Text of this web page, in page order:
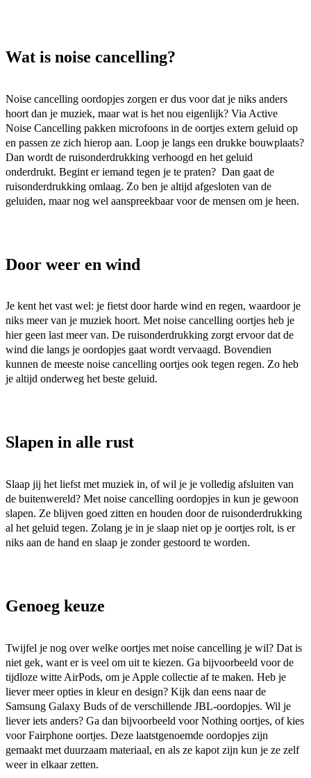
Wat is noise cancelling?
Noise cancelling oordopjes zorgen er dus voor dat je niks anders
hoort dan je muziek, maar wat is het nou eigenlijk? Via Active
Noise Cancelling pakken microfoons in de oortjes extern geluid op
en passen ze zich hierop aan. Loop je langs een drukke bouwplaats?
Dan wordt de ruisonderdrukking verhoogd en het geluid
onderdrukt. Begint er iemand tegen je te praten?  Dan gaat de
ruisonderdrukking omlaag. Zo ben je altijd afgesloten van de
geluiden, maar nog wel aanspreekbaar voor de mensen om je heen.
Door weer en wind
Je kent het vast wel: je fietst door harde wind en regen, waardoor je
niks meer van je muziek hoort. Met noise cancelling oortjes heb je
hier geen last meer van. De ruisonderdrukking zorgt ervoor dat de
wind die langs je oordopjes gaat wordt vervaagd. Bovendien
kunnen de meeste noise cancelling oortjes ook tegen regen. Zo heb
je altijd onderweg het beste geluid.
Slapen in alle rust
Slaap jij het liefst met muziek in, of wil je je volledig afsluiten van
de buitenwereld? Met noise cancelling oordopjes in kun je gewoon
slapen. Ze blijven goed zitten en houden door de ruisonderdrukking
al het geluid tegen. Zolang je in je slaap niet op je oortjes rolt, is er
niks aan de hand en slaap je zonder gestoord te worden.
Genoeg keuze
Twijfel je nog over welke oortjes met noise cancelling je wil? Dat is
niet gek, want er is veel om uit te kiezen. Ga bijvoorbeeld voor de
tijdloze witte AirPods, om je Apple collectie af te maken. Heb je
liever meer opties in kleur en design? Kijk dan eens naar de
Samsung Galaxy Buds of de verschillende JBL-oordopjes. Wil je
liever iets anders? Ga dan bijvoorbeeld voor Nothing oortjes, of kies
voor Fairphone oortjes. Deze laatstgenoemde oordopjes zijn
gemaakt met duurzaam materiaal, en als ze kapot zijn kun je ze zelf
weer in elkaar zetten.